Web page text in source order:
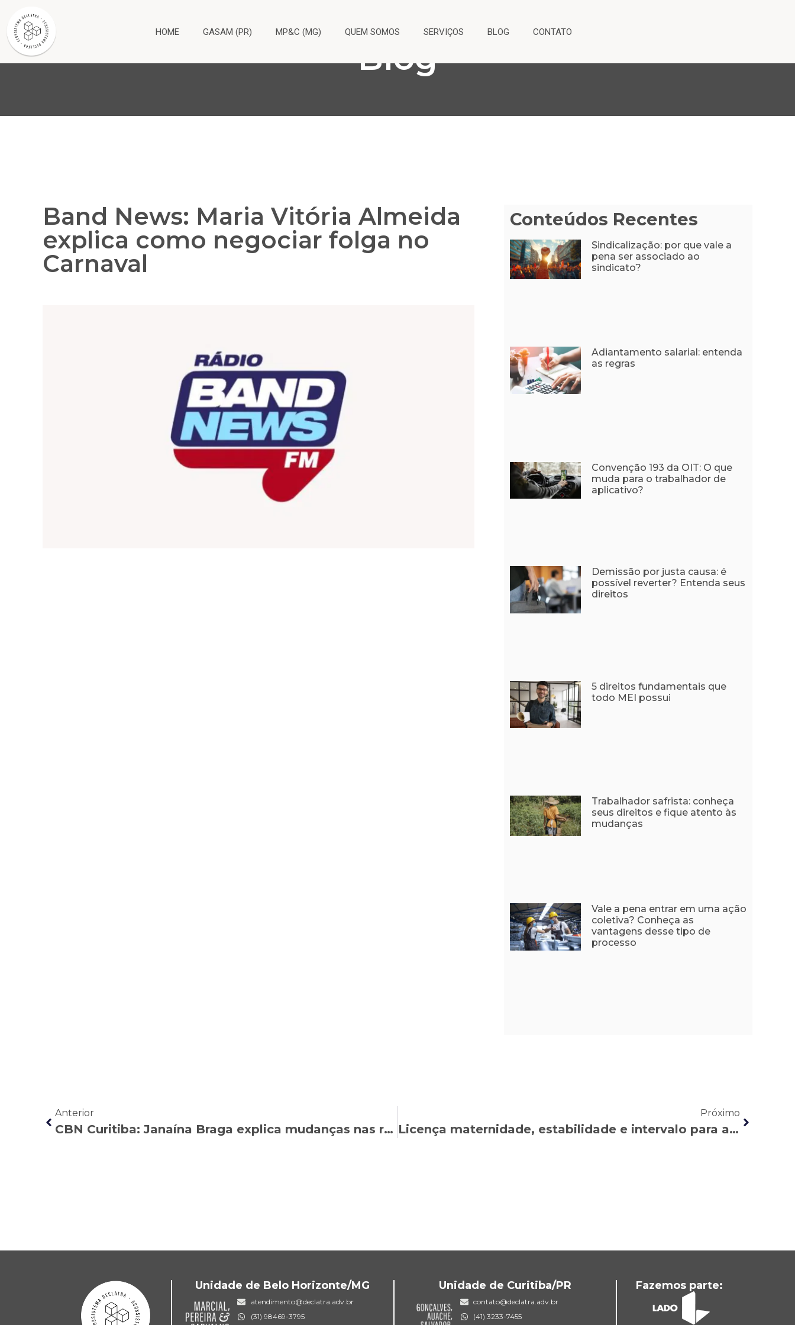
HOME GASAM (PR) MP&C (MG) QUEM SOMOS SERVIÇOS BLOG CONTATO
Blog
Band News: Maria Vitória Almeida
explica como negociar folga no
Carnaval
Conteúdos Recentes
Sindicalização: por que vale a
pena ser associado ao
sindicato?
Adiantamento salarial: entenda
as regras
Convenção 193 da OIT: O que
muda para o trabalhador de
aplicativo?
Demissão por justa causa: é
possível reverter? Entenda seus
direitos
5 direitos fundamentais que
todo MEI possui
Trabalhador safrista: conheça
seus direitos e fique atento às
mudanças
Vale a pena entrar em uma ação
coletiva? Conheça as
vantagens desse tipo de
processo
Anterior
CBN Curitiba: Janaína Braga explica mudanças nas regras para se aposentar em 2023
Próximo
Licença maternidade, estabilidade e intervalo para amamentar: conheça os direitos da mãe trabalhadora
Unidade de Belo Horizonte/MG
atendimento@declatra.adv.br
(31) 98469-3795
Unidade de Curitiba/PR
contato@declatra.adv.br
(41) 3233-7455
Fazemos parte: